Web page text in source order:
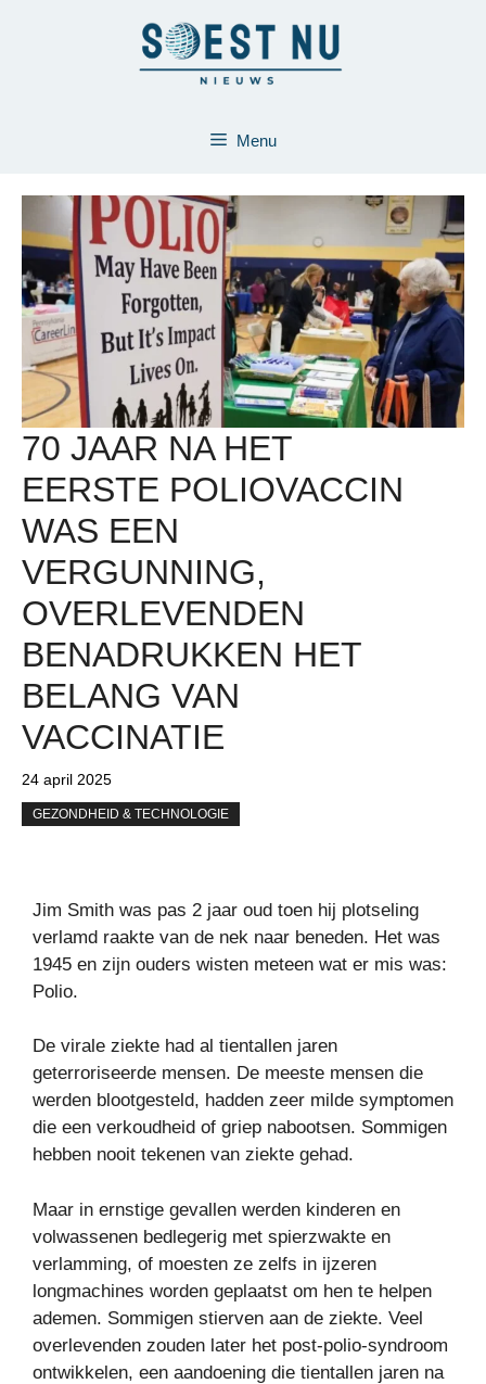
Menu
70 JAAR NA HET
EERSTE POLIOVACCIN
WAS EEN
VERGUNNING,
OVERLEVENDEN
BENADRUKKEN HET
BELANG VAN
VACCINATIE
24 april 2025
GEZONDHEID & TECHNOLOGIE
Jim Smith was pas 2 jaar oud toen hij plotseling
verlamd raakte van de nek naar beneden. Het was
1945 en zijn ouders wisten meteen wat er mis was:
Polio.
De virale ziekte had al tientallen jaren
geterroriseerde mensen. De meeste mensen die
werden blootgesteld, hadden zeer milde symptomen
die een verkoudheid of griep nabootsen. Sommigen
hebben nooit tekenen van ziekte gehad.
Maar in ernstige gevallen werden kinderen en
volwassenen bedlegerig met spierzwakte en
verlamming, of moesten ze zelfs in ijzeren
longmachines worden geplaatst om hen te helpen
ademen. Sommigen stierven aan de ziekte. Veel
overlevenden zouden later het post-polio-syndroom
ontwikkelen, een aandoening die tientallen jaren na